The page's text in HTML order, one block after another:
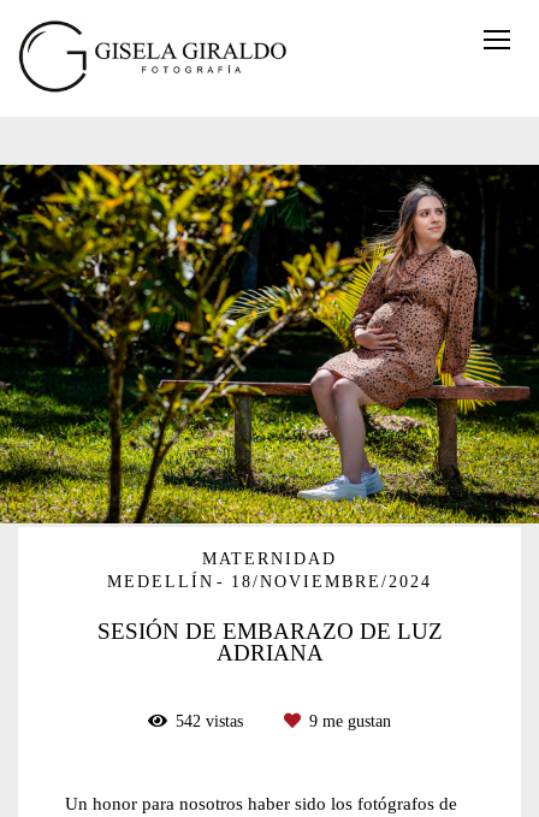
MATERNIDAD
MEDELLÍN
18/NOVIEMBRE/2024
SESIÓN DE EMBARAZO DE LUZ
ADRIANA
542 vistas 9 me gustan
Un honor para nosotros haber sido los fotógrafos de